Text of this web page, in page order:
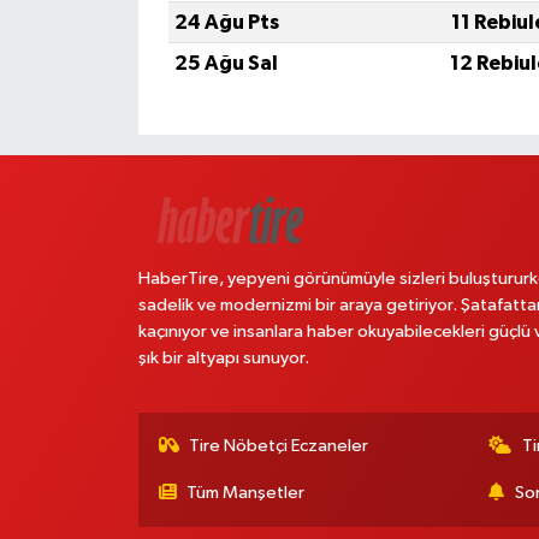
24 Ağu Pts
11
25 Ağu Sal
12
HaberTire, yepyeni görünümüyle sizleri
sadelik ve modernizmi bir araya getiriyor.
kaçınıyor ve insanlara haber okuyabilecekleri güçlü
şık bir altyapı sunuyor.
Tire Nöbetçi Eczaneler
Tüm Manşetler